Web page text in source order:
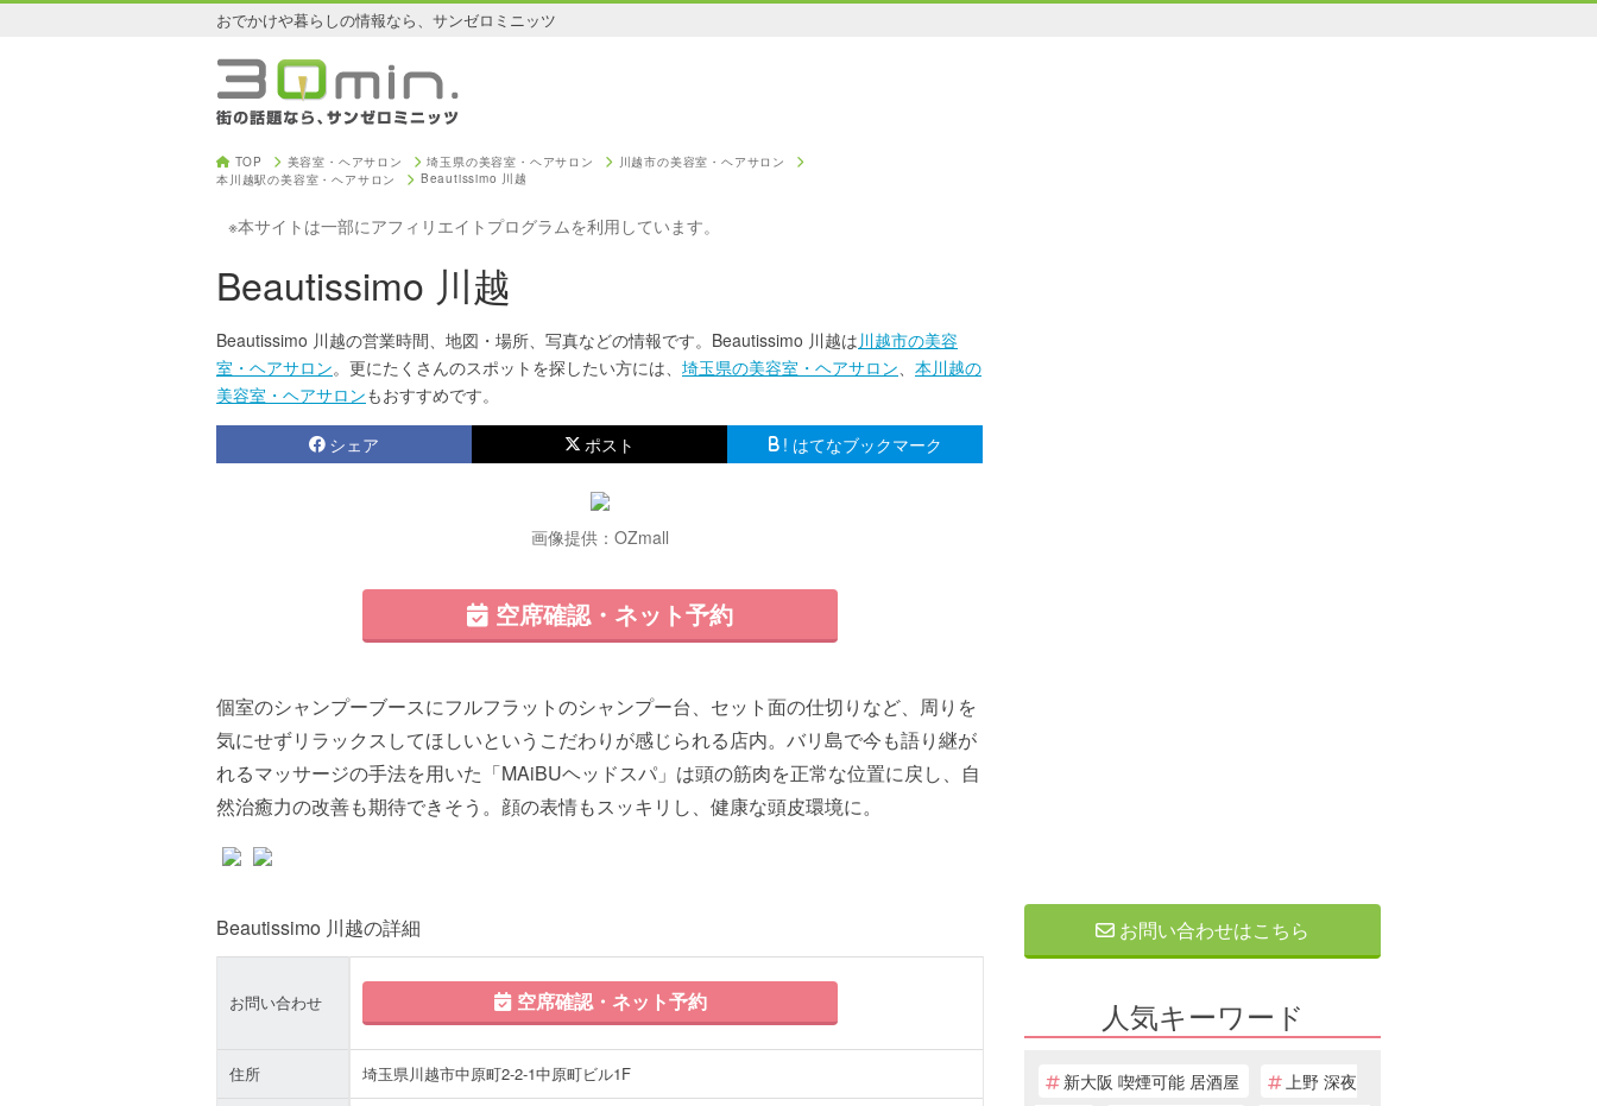
おでかけや暮らしの情報なら、サンゼロミニッツ
TOP 美容室・ヘアサロン 埼玉県の美容室・ヘアサロン
川越市の美容室・ヘアサロン
本川越駅の美容室・ヘアサロン
Beautissimo 川越
※本サイトは一部にアフィリエイトプログラムを利用しています。
Beautissimo 川越
Beautissimo 川越の営業時間、地図・場所、写真などの情報です。Beautissimo 川越は 川越市の美容
室・ヘアサロン。更にたくさんのスポットを探したい方には、 埼玉県の美容室・ヘアサロン
本川越の
美容室・ヘアサロンもおすすめです。
シェア ポスト ! はてなブックマーク
画像提供：OZmall
空席確認・ネット予約
個室のシャンプーブースにフルフラットのシャンプー台、セット面の仕切りなど、周りを
気にせずリラックスしてほしいというこだわりが感じられる店内。バリ島で今も語り継が
れるマッサージの手法を用いた「MAiBUヘッドスパ」は頭の筋肉を正常な位置に戻し、自
然治癒力の改善も期待できそう。顔の表情もスッキリし、健康な頭皮環境に。
Beautissimo 川越の詳細
お問い合わせ 空席確認・ネット予約
住所 埼玉県川越市中原町2-2-1中原町ビル1F
お問い合わせはこちら
人気キーワード
新大阪 喫煙可能 居酒屋
上野 深夜